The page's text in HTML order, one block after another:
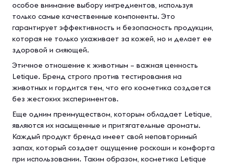
особое внимание выбору ингредиентов, используя
только самые качественные компоненты. Это
гарантирует эффективность и безопасность продукции,
которая не только ухаживает за кожей, но и делает ее
здоровой и сияющей.
Этичное отношение к животным – важная ценность
Letique. Бренд строго против тестирования на
животных и гордится тем, что его косметика создается
без жестоких экспериментов.
Еще одним преимуществом, которым обладает Letique,
являются их насыщенные и притягательные ароматы.
Каждый продукт бренда имеет свой неповторимый
запах, который создает ощущение роскоши и комфорта
при использовании. Таким образом, косметика Letique